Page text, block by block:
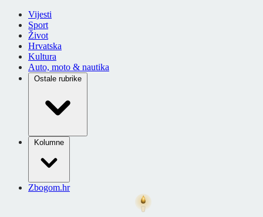
Vijesti
Sport
Život
Hrvatska
Kultura
Auto, moto & nautika
Ostale rubrike
Kolumne
Zbogom.hr